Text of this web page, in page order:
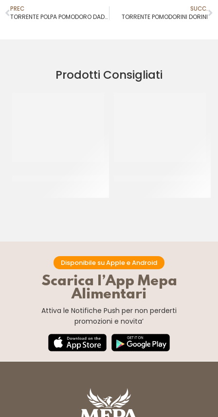
PREC
TORRENTE POLPA POMODORO DADINI
SUCC.
TORRENTE POMODORINI DORINI
Prodotti Consigliati
Disponibile su Apple e Android
Scarica l’App Mepa
Alimentari
Attiva le Notifiche Push per non perderti
promozioni e novita’